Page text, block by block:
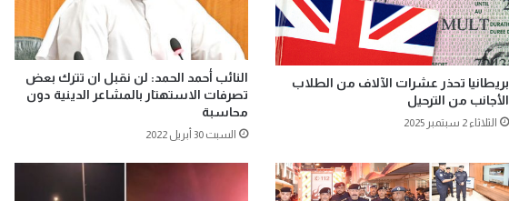
بريطانيا تحذر عشرات الآلاف من الطلاب
الأجانب من الترحيل
الثلاثاء 2 سبتمبر 2025
النائب أحمد الحمد: لن نقبل ان تترك بعض
تصرفات الاستهتار بالمشاعر الدينية دون
محاسبة
السبت 30 أبريل 2022